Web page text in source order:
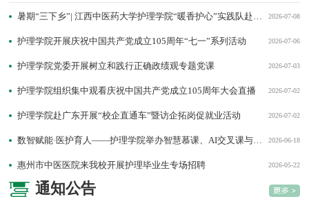
极响应全省“建功‘十五五’·青春为中国式现代化挺膺担当”的号召，于7月6
日至8日奔赴丰城市及湾里管理局基层一线，开展暑期“三下乡”社会实
土，在红色旧址感悟初心，在乡间敬老院传递温暖，在基层卫生院聆听坚
2026-07-08
2026-07-06
护理学院开展庆祝中国共产党成立105周年“七一”系列活动
2026-07-03
护理学院党委开展树立和践行正确政绩观专题党课
2026-07-02
护理学院组织集中观看庆祝中国共产党成立105周年大会直播
2026-07-02
护理学院赴广东开展“校企直通车”暨访企拓岗促就业活动
2026-06-18
2026-05-22
惠州市中医医院来我校开展护理毕业生专场招聘
通知公告